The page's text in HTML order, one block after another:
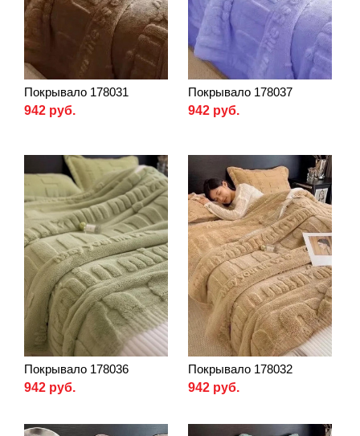
Покрывало 178031
942 руб.
Покрывало 178037
942 руб.
Покрывало 178036
942 руб.
Покрывало 178032
942 руб.